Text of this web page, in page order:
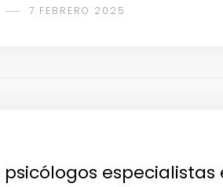
7 FEBRERO 2025